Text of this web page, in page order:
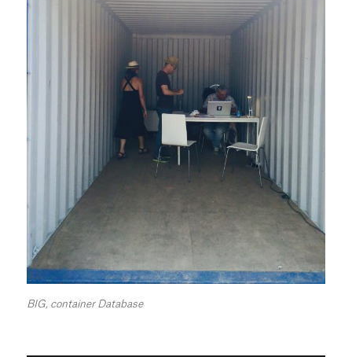
BIG, container Database